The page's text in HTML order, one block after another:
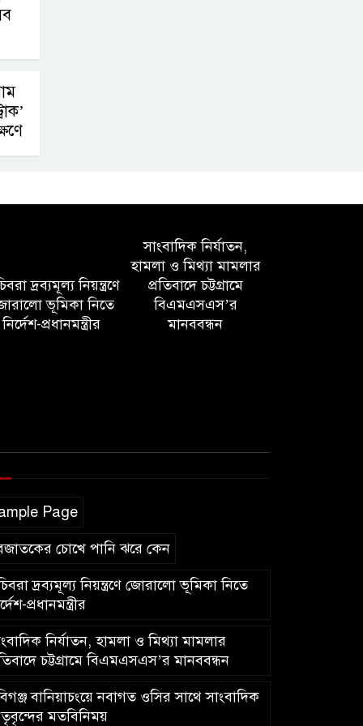
দ্রব্যমূল্য নিয়ন্ত্রণে
ভূমিকা নিতে
নির্দেশ-প্রধানমন্ত্রীর
সাংবাদিক নির্যাতন,
হামলা ও মিথ্যা মামলার
প্রতিবাদে চট্টগ্রামে
বিএমএসএস’র
মানববন্ধন
Page
চোখে পানি ঝরে কেন
দ্রব্যমূল্য নিয়ন্ত্রণে জোরালো ভূমিকা নিতে
প্রধানমন্ত্রীর
নির্যাতন, হামলা ও মিথ্যা মামলার
চট্টগ্রামে বিএমএসএস’র মানববন্ধন
বানিয়াচংয়ে নবাগত ওসির সাথে সাংবাদিক
মতবিনিময়